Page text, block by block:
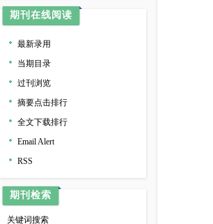
期刊在线阅读
最新录用
当期目录
过刊浏览
摘要点击排行
全文下载排行
Email Alert
RSS
期刊检索
关键词搜索